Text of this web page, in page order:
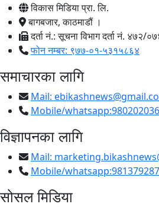
विकास मिडिया प्रा. लि.
बागबजार, काठमाडौं ।
दर्ता नं.: सूचना विभाग दर्ता नं. ४७२/
फोन नम्बर: ९७७-०१-५३१५८६४
समाचारका लागि
Mail:
Mobile/
विज्ञापनका लागि
Mail:
Mobile/
सोसल मिडिया